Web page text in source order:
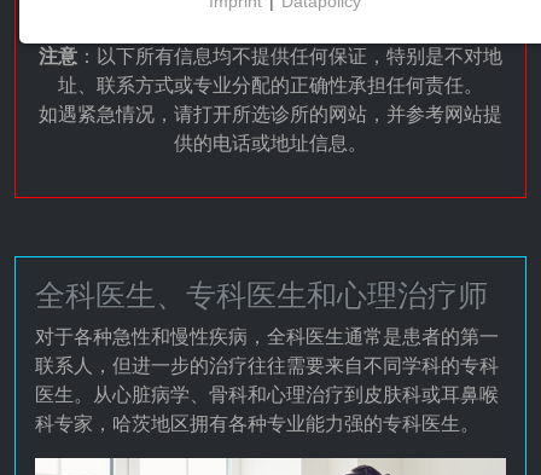
注意 ：以下所有信息均不提供任何保证，特别是不对地
址、联系方式或专业分配的正确性承担任何责任。
如遇紧急情况，请打开所选诊所的网站，并参考网站提
供的电话或地址信息。
全科医生、专科医生和心理治疗师
对于各种急性和慢性疾病，全科医生通常是患者的第一
联系人，但进一步的治疗往往需要来自不同学科的专科
医生。从心脏病学、骨科和心理治疗到皮肤科或耳鼻喉
科专家，哈茨地区拥有各种专业能力强的专科医生。
这些cookies能够实现基本功能，是使用网站所必需
的。
市场营销
通过跟踪各网站的访问者来实现这一目的。
Facebook Pixel
Name:
_fbp, fr, _fbq, fbq
Provider:
Facebook Ireland Ltd.